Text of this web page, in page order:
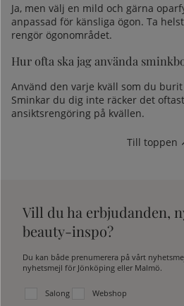
Ja, men välj en mild och gärna
anpassad för känsliga ögon. Ta
rengör ögonområdet.
Hur ofta ska jag använda
Använd den varje kväll som du
Sminkar du dig inte räcker det
ansiktsrengöring på kvällen.
Till toppen
Vill du ha erbjudanden,
beauty-inspo?
Du kan både prenumerera på vårt
nyhetsmejl för Jönköping eller Malmö.
Välj vilken lista du vill prenumerera på:
Salong Webshop